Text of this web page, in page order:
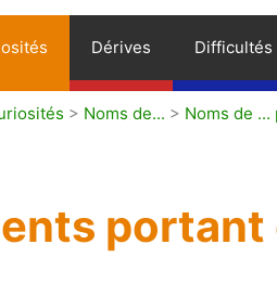
Dérives Difficultés
> Noms de... > Noms de
portant